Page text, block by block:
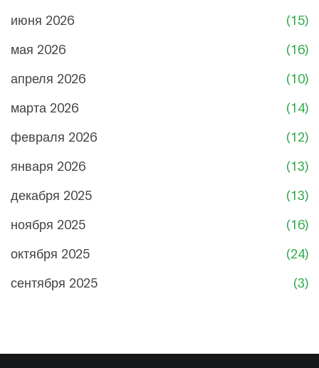
июня 2026
(15)
мая 2026
(16)
апреля 2026
(10)
марта 2026
(14)
февраля 2026
(12)
января 2026
(13)
декабря 2025
(13)
ноября 2025
(16)
октября 2025
(24)
сентября 2025
(3)